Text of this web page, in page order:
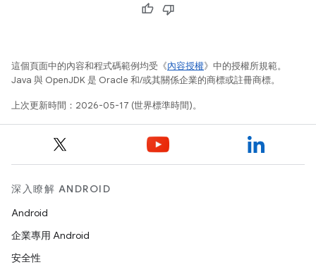
這個頁面中的內容和程式碼範例均受《內容授權》中的授權所規範。
Java 與 OpenJDK 是 Oracle 和/或其關係企業的商標或註冊商標。
上次更新時間：2026-05-17 (世界標準時間)。
深入瞭解 ANDROID
Android
企業專用 Android
安全性